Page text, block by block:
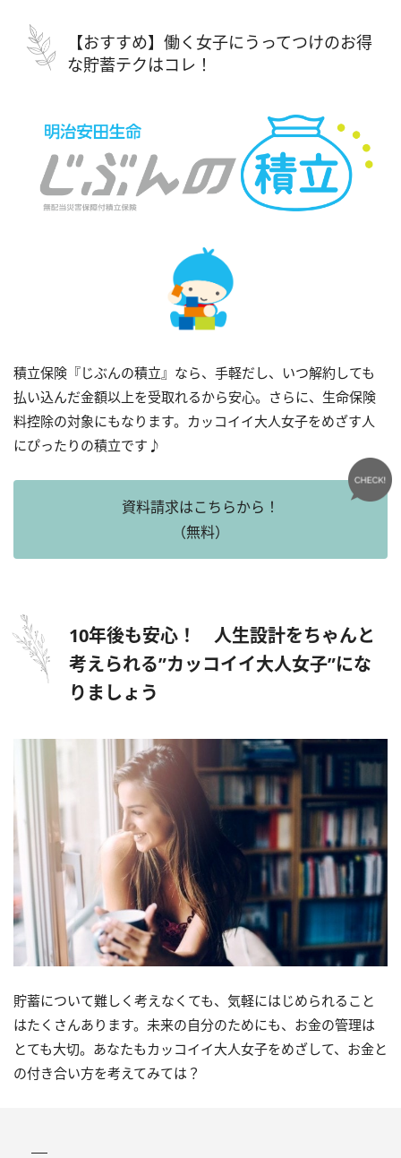
【おすすめ】働く女子にうってつけのお得
な貯蓄テクはコレ！
積立保険『じぶんの積立』なら、手軽だし、いつ解約しても
払い込んだ金額以上を受取れるから安心。さらに、生命保険
料控除の対象にもなります。カッコイイ大人女子をめざす人
にぴったりの積立です♪
資料請求はこちらから！
（無料）
10年後も安心！ 人生設計をちゃんと
考えられる”カッコイイ大人女子”にな
りましょう
貯蓄について難しく考えなくても、気軽にはじめられること
はたくさんあります。未来の自分のためにも、お金の管理は
とても大切。あなたもカッコイイ大人女子をめざして、お金と
の付き合い方を考えてみては？